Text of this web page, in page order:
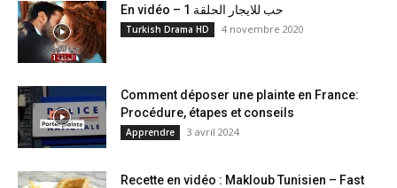
En vidéo – حب للايجار الحلقة 1
Turkish Drama HD 4 novembre 2020
Comment déposer une plainte en France:
Procédure, étapes et conseils
Apprendre 3 avril 2024
Recette en vidéo : Makloub Tunisien – Fast